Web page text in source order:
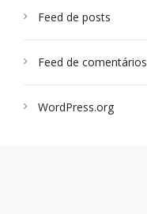
Feed de posts
Feed de comentários
WordPress.org